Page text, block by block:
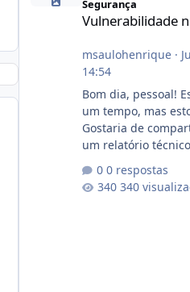
Segurança
Vulnerabilidade
msaulohenrique·
14:54
Bom dia, pessoal!
um tempo, mas
Gostaria de
um relatório
conformidade
ao VOXPANEL
0 respostas
340